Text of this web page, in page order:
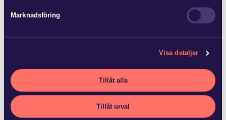
Marknadsföring
Visa detaljer
Tillåt alla
Tillåt urval
aviseringen av ett återköpsprogram som att bolaget är
undervärderat samt att ett återköp i regel ökar vinsten per
incitamentsprogram till bolagsledningen. Detta samband
medför en risk att återköpsprogrammets kursdrivande effekt
utnyttjas av bolagsledningen för att kortsiktigt stärka
aktiekursen och därigenom maximera arvodet från